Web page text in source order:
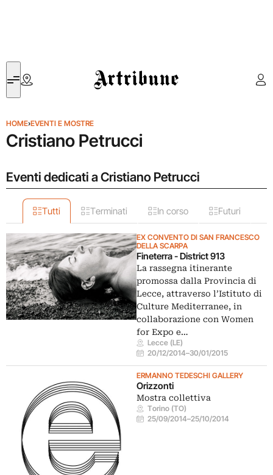
Artribune
HOME›EVENTI E MOSTRE
Cristiano Petrucci
Eventi dedicati a Cristiano Petrucci
Tutti Terminati In corso Futuri
EX CONVENTO DI SAN FRANCESCO
DELLA SCARPA
Fineterra - District 913
La rassegna itinerante
promossa dalla Provincia di
Lecce, attraverso l’Istituto di
Culture Mediterranee, in
collaborazione con Women
for Expo e…
Lecce (LE)
20/12/2014–30/01/2015
ERMANNO TEDESCHI GALLERY
Orizzonti
Mostra collettiva
Torino (TO)
25/09/2014–25/10/2014